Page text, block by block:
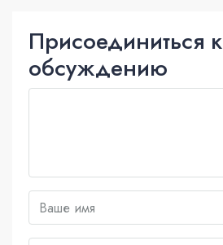
Присоединиться к
обсуждению